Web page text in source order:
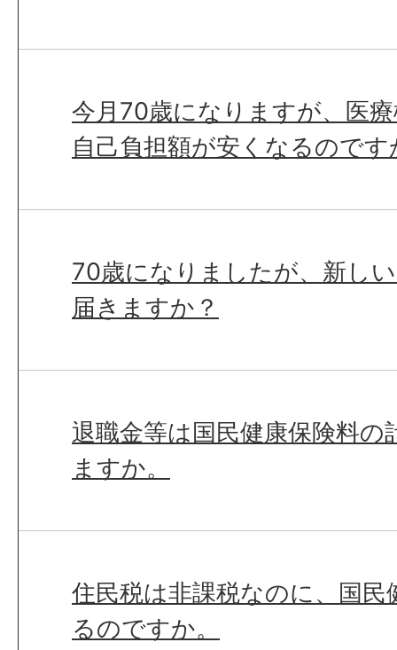
今月70歳になりますが、医
自己負担額が安くなるのです
70歳になりましたが、新し
届きますか？
退職金等は国民健康保険料の
ますか。
住民税は非課税なのに、国民
るのですか。